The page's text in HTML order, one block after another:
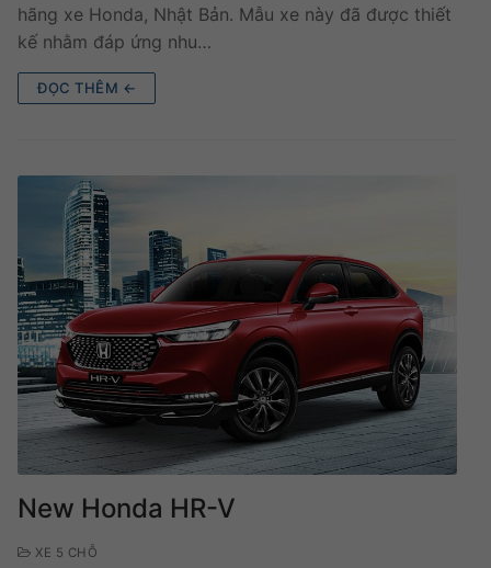
hãng xe Honda, Nhật Bản. Mẫu xe này đã được thiết
kế nhằm đáp ứng nhu…
ĐỌC THÊM ←
New Honda HR-V
XE 5 CHỖ